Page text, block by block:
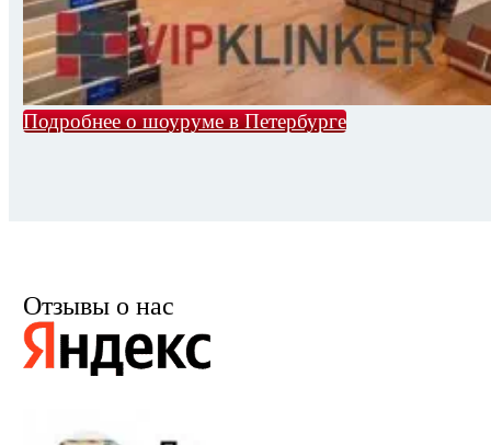
Подробнее о шоуруме в Петербурге
Отзывы о нас